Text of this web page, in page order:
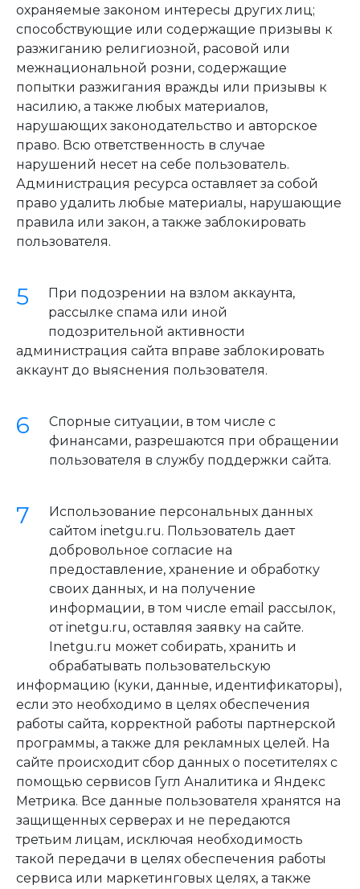
охраняемые законом интересы других лиц;
способствующие или содержащие призывы к
разжиганию религиозной, расовой или
межнациональной розни, содержащие
попытки разжигания вражды или призывы к
насилию, а также любых материалов,
нарушающих законодательство и авторское
право. Всю ответственность в случае
нарушений несет на себе пользователь.
Администрация ресурса оставляет за собой
право удалить любые материалы, нарушающие
правила или закон, а также заблокировать
пользователя.
При подозрении на взлом аккаунта,
рассылке спама или иной
подозрительной активности
администрация сайта вправе заблокировать
аккаунт до выяснения пользователя.
Спорные ситуации, в том числе с
финансами, разрешаются при обращении
пользователя в службу поддержки сайта.
Использование персональных данных
сайтом inetgu.ru. Пользователь дает
добровольное согласие на
предоставление, хранение и обработку
своих данных, и на получение
информации, в том числе email рассылок,
от inetgu.ru, оставляя заявку на сайте.
Inetgu.ru может собирать, хранить и
обрабатывать пользовательскую
информацию (куки, данные, идентификаторы),
если это необходимо в целях обеспечения
работы сайта, корректной работы партнерской
программы, а также для рекламных целей. На
сайте происходит сбор данных о посетителях с
помощью сервисов Гугл Аналитика и Яндекс
Метрика. Все данные пользователя хранятся на
защищенных серверах и не передаются
третьим лицам, исключая необходимость
такой передачи в целях обеспечения работы
сервиса или маркетинговых целях, а также